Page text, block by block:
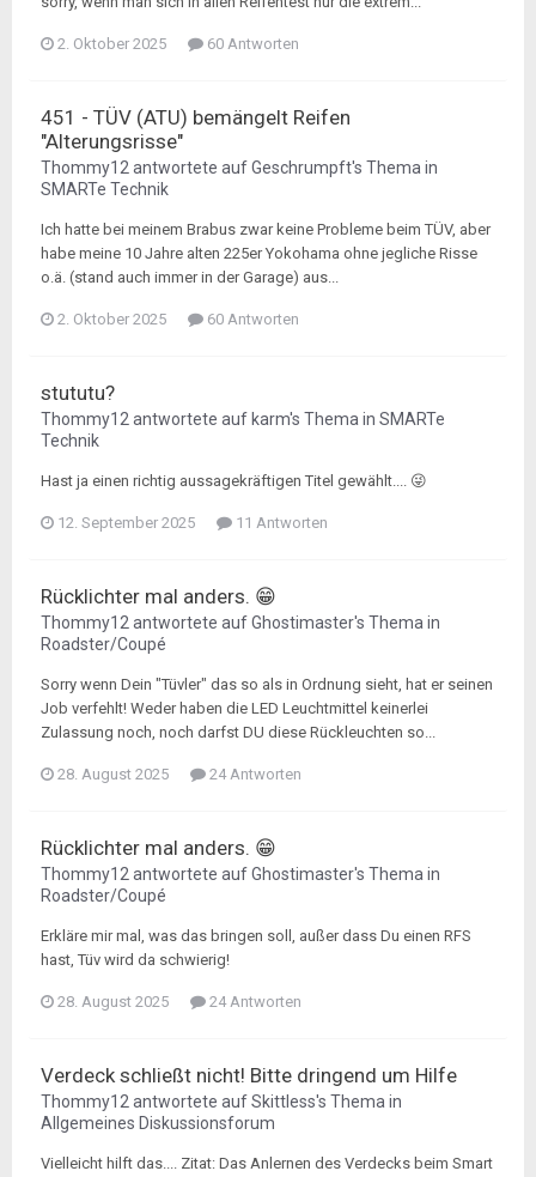
2. Oktober 2025 60 Antworten
451 - TÜV (ATU) bemängelt Reifen
"Alterungsrisse"
Thommy12 antwortete aufGeschrumpft's Thema in
SMARTe Technik
Ich hatte bei meinem Brabus zwar keine Probleme beim TÜV, aber
habe meine 10 Jahre alten 225er Yokohama ohne jegliche Risse
o.ä. (stand auch immer in der Garage) aus...
2. Oktober 2025 60 Antworten
stututu?
Thommy12 antwortete auf karm's Thema in SMARTe
Technik
Hast ja einen richtig aussagekräftigen Titel gewählt.... 😜
12. September 2025 11 Antworten
Rücklichter mal anders. 😁
Thommy12 antwortete aufGhostimaster's Thema in
Roadster/Coupé
Sorry wenn Dein "Tüvler" das so als in Ordnung sieht, hat er seinen
Job verfehlt! Weder haben die LED Leuchtmittel keinerlei
Zulassung noch, noch darfst DU diese Rückleuchten so...
28. August 2025 24 Antworten
Rücklichter mal anders. 😁
Thommy12 antwortete aufGhostimaster's Thema in
Roadster/Coupé
Erkläre mir mal, was das bringen soll, außer dass Du einen RFS
hast, Tüv wird da schwierig!
28. August 2025 24 Antworten
Verdeck schließt nicht! Bitte dringend um Hilfe
Thommy12 antwortete aufSkittless's Thema in
Allgemeines Diskussionsforum
Vielleicht hilft das.... Zitat: Das Anlernen des Verdecks beim Smart